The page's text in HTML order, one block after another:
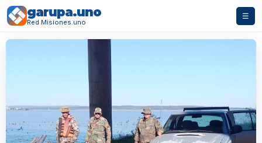
garupa.uno
Red Misiones.uno
☰